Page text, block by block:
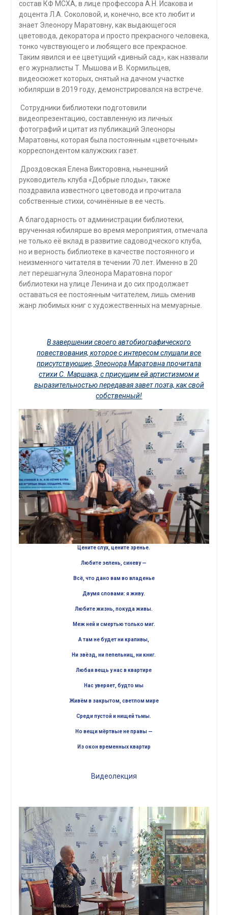
состав КФ МСХА, в лице профессора А.Н. Исакова и
доцента Л.А. Соколовой, и, конечно, все кто любит и
знает Элеонору Маратовну, как выдающегося
цветовода, декоратора и просто прекрасного человека,
тонко чувствующего и любящего все прекрасное.
Таким явился и ее цветущий «дивный сад», как назвали
его журналисты Т. Мышова и В. Кормильцев,
видеосюжет которых, снятый на дачном участке
юбилярши в 2019 году, демонстрировался на встрече.
Сотрудники библиотеки подготовили
видеопрезентацию, составленную из личных
фотографий и цитат из публикаций Элеоноры
Маратовны, которая была постоянным «цветочным»
корреспондентом калужских газет.
Дроздовская Елена Викторовна, нынешний
руководитель клуба «Добрые плоды», также
поздравила известного цветовода и прочитала
собственные стихи, сочинённые в ее честь.
А благодарность от администрации библиотеки,
врученная юбилярше во время мероприятия, отмечала
не только её вклад в развитие садоводческого клуба,
но и верность библиотеке в качестве постоянного и
неизменного читателя в течении 70 лет. Именно в 20
лет перешагнула Элеонора Маратовна порог
библиотеки на улице Ленина и до сих продолжает
оставаться ее постоянным читателем, лишь сменив
жанр любимых книг с художественных на мемуарные.
В завершении своего автобиографического
повествования, которое с интересом слушали все
присутствующие, Элеонора Маратовна прочитала
стихи С. Маршака, с присущим ей артистизмом и
выразительностью передавая завет поэта, как свой
собственный!
Цените слух, цените зренье.
Любите зелень, синеву —
Всё, что дано вам во владенье
Двумя словами: я живу.
Любите жизнь, покуда живы.
Меж ней и смертью только миг.
А там не будет ни крапивы,
Ни звёзд, ни пепельниц, ни книг.
Любая вещь у нас в квартире
Нас уверяет, будто мы
Живём в закрытом, светлом мире
Среди пустой и нищей тьмы.
Но вещи мёртвые не правы —
Из окон временных квартир
Видеолекция